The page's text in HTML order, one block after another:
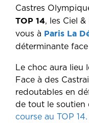
Castres
TOP 14, les Ciel
vous à Paris La
déterminante face
Le choc aura lieu
Face à des
redoutables en
de tout le soutien
course au TOP 14.